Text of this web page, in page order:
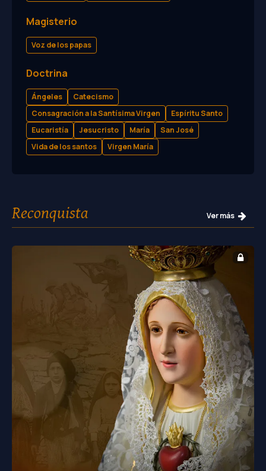
Magisterio
Voz de los papas
Doctrina
Ángeles
Catecismo
Consagración a la Santísima Virgen
Espíritu Santo
Eucaristía
Jesucristo María
San José
Vida de los santos
Virgen María
Reconquista Ver más